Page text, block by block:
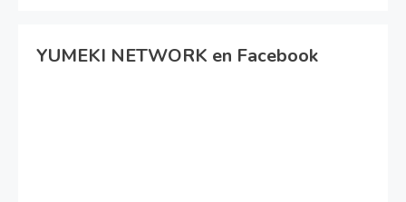
YUMEKI NETWORK en Facebook